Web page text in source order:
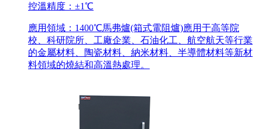
控溫精度：±1℃
應用領域：1400℃馬弗爐(箱式電阻爐)應用于高等院
校、科研院所、工廠企業、石油化工、航空航天等行業
的金屬材料、陶瓷材料、納米材料、半導體材料等新材
料領域的燒結和高溫熱處理。